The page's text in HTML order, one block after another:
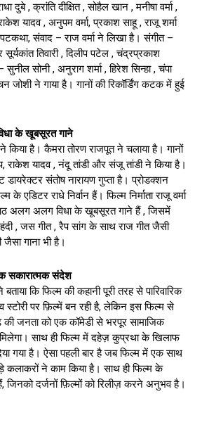
दुबे , क्रांति दीक्षित , सोहैल खान , मनीषा वर्मा ,
यादव , अनुपम वर्मा, प्रकाश साहू , राजू शर्मा
संवाद – राज वर्मा ने लिखा है। संगीत –
तिवारी , दिलीप पटेल , चंद्रप्रकाश
सुनील सोनी , अनुराग शर्मा , हिरेश सिन्हा , चंपा
जोशी ने गाया है। गानों की रिकॉर्डिंग कटक में हुई
के खूबसूरत गाने
ने किया है। कैमरा तोरण राजपूत ने चलाया है। गानों
राकेश यादव , नंदू तांडी और संजू तांडी ने किया है।
डायरेक्टर संतोष नारायण गुप्ता है। प्रोडक्शन
एडिटर राधे निर्वान हैं। फिल्म निर्माता राजू वर्मा
अलग अलग विधा के खूबसूरत गाने हैं , जिसमें
मेहंदी , जस गीत , रैप सांग के साथ राज गीत जैसी
जैसा गाना भी है।
सकारात्मक संदेश
बताया कि फिल्म की कहानी पूरी तरह से पारिवारिक
स्टोरी पर फ़िल्में बन रही है, लेकिन इस फिल्म से
की जनता को एक कॉमेडी से भरपूर सामाजिक
साथ ही फिल्म में दहेज़ कुप्रथा के खिलाफ
गया है। ऐसा पहली बार है जब फिल्म में एक साथ
कलाकरों ने काम किया है। साथ ही फिल्म के
जिनको दर्जनों फ़िल्मों को रिलीज़ करने अनुभव है।